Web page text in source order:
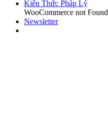
Kiến Thức Pháp Lý
WooCommerce not Found
Newsletter